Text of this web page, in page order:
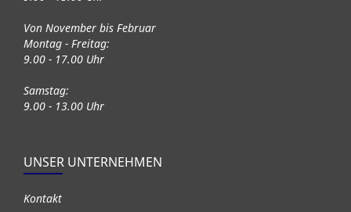
Von November bis Februar
Montag - Freitag:
9.00 - 17.00 Uhr
Samstag:
9.00 - 13.00 Uhr
UNSER UNTERNEHMEN
Kontakt